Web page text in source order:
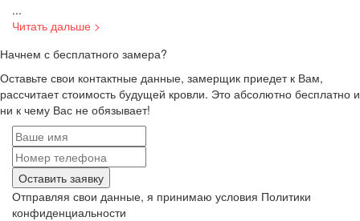
...
Читать дальше >
Начнем с бесплатного замера?
Оставьте свои контактные данные, замерщик приедет к Вам,
рассчитает стоимость будущей кровли. Это абсолютно бесплатно и
ни к чему Вас не обязывает!
Оставить заявку
Отправляя свои данные, я принимаю условия Политики
конфиденциальности